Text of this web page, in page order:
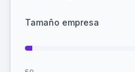
Tamaño empresa